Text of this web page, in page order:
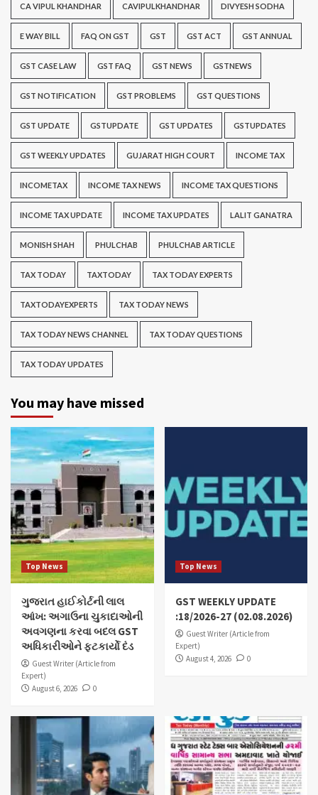
CA VIPUL KHANDHAR CAVIPULKHANDHAR DIVYESH SODHA
E WAY BILL FAQ ON GST GST GST ACT GST ANNUAL
GST CASE LAW GST FAQ GST NEWS GSTNEWS
GST NOTIFICATION GST PROBLEMS GST QUESTIONS
GST UPDATE GSTUPDATE GST UPDATES GSTUPDATES
GST WEEKLY UPDATES GUJARAT HIGH COURT INCOME TAX
INCOMETAX INCOME TAX NEWS INCOME TAX QUESTIONS
INCOME TAX UPDATE INCOME TAX UPDATES LALIT GANATRA
MONISH SHAH PHULCHAB PHULCHAB ARTICLE
TAX TODAY TAXTODAY TAX TODAY EXPERTS
TAXTODAYEXPERTS TAX TODAY NEWS
TAX TODAY NEWS CHANNEL TAX TODAY QUESTIONS
TAX TODAY UPDATES
You may have missed
Top News
ગુજરાત હાઈકોર્ટની લાલ
આંખ: અગાઉના ચુકાદાઓની
અવગણના કરવા બદલ GST
અધિકારીઓને ફટકાર્યો દંડ
Guest Writer (Article from
Expert)
August 6, 2026
0
Top News
GST WEEKLY UPDATE
:18/2026-27 (02.08.2026)
Guest Writer (Article from
Expert)
August 4, 2026
0